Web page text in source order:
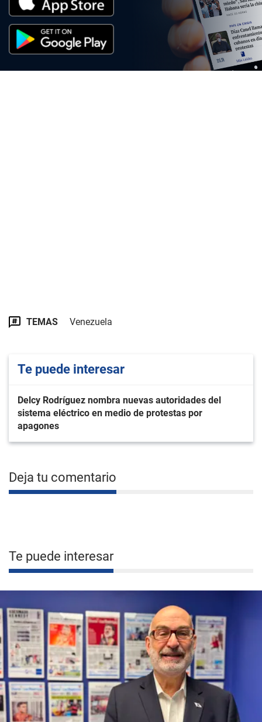
TEMAS Venezuela
Te puede interesar
Delcy Rodríguez nombra nuevas autoridades del
sistema eléctrico en medio de protestas por
apagones
Deja tu comentario
Te puede interesar